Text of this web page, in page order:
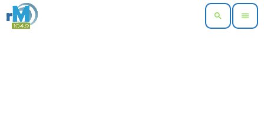
search menu